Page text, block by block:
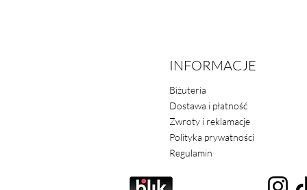
INFORMACJE
Biżuteria
Dostawa i płatność
Zwroty i reklamacje
Polityka prywatności
Regulamin